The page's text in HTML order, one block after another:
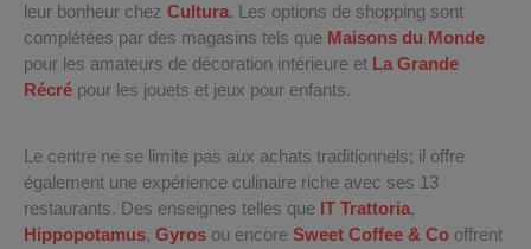
leur bonheur chez Cultura. Les options de shopping sont
complétées par des magasins tels que Maisons du Monde
pour les amateurs de décoration intérieure et La Grande
Récré pour les jouets et jeux pour enfants.
Le centre ne se limite pas aux achats traditionnels; il offre
également une expérience culinaire riche avec ses 13
restaurants. Des enseignes telles que IT Trattoria,
Hippopotamus, Gyros ou encore Sweet Coffee & Co offrent